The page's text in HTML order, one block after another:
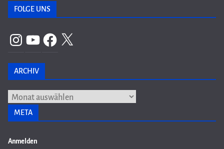
FOLGE UNS
InstagramYouTubeFacebook
X
ARCHIV
Archiv
META
Anmelden